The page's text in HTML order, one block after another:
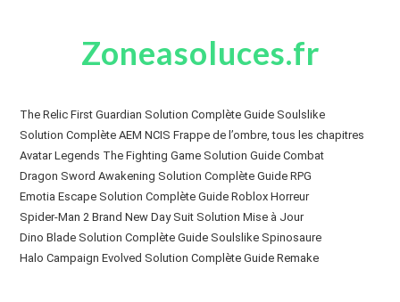
Zoneasoluces.fr
The Relic First Guardian Solution Complète Guide Soulslike
Solution Complète AEM NCIS Frappe de l’ombre, tous les chapitres
Avatar Legends The Fighting Game Solution Guide Combat
Dragon Sword Awakening Solution Complète Guide RPG
Emotia Escape Solution Complète Guide Roblox Horreur
Spider-Man 2 Brand New Day Suit Solution Mise à Jour
Dino Blade Solution Complète Guide Soulslike Spinosaure
Halo Campaign Evolved Solution Complète Guide Remake